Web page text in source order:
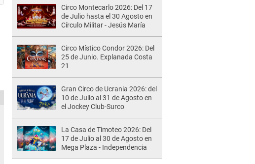
Circo Montecarlo 2026: Del 17
de Julio hasta el 30 Agosto en
Círculo Militar - Jesús María
Circo Místico Condor 2026: Del
25 de Junio. Explanada Costa
21
Gran Circo de Ucrania 2026: del
10 de Julio al 31 de Agosto en
el Jockey Club-Surco
La Casa de Timoteo 2026: Del
17 de Julio al 30 de Agosto en
Mega Plaza - Independencia